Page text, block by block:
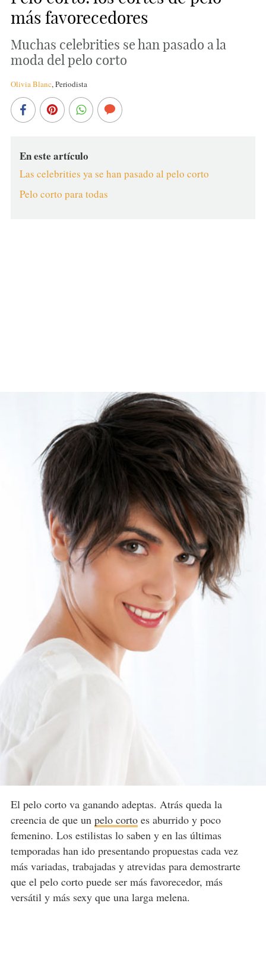
más favorecedores
Muchas celebrities se han pasado a la
moda del pelo corto
Olivia Blanc,Periodista
En este artículo
Las celebrities ya se han pasado al pelo corto
Pelo corto para todas
El pelo corto va ganando adeptas. Atrás queda la
creencia de que un pelo cortoes aburrido y poco
femenino. Los estilistas lo saben y en las últimas
temporadas han ido presentando propuestas cada vez
más variadas, trabajadas y atrevidas para demostrarte
que el pelo corto puede ser más favorecedor, más
versátil y más sexy que una larga melena.